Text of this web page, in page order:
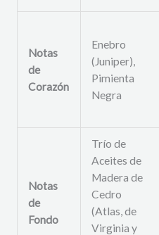
Notas
de
Corazón
Enebro
(Juniper),
Pimienta
Negra
Notas
de
Fondo
Trío de
Aceites de
Madera de
Cedro
(Atlas, de
Virginia y